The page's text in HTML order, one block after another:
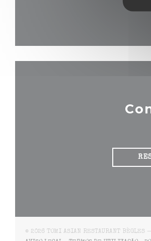
© 2026 TOMI ASIAN RESTAURANT BÈGLES